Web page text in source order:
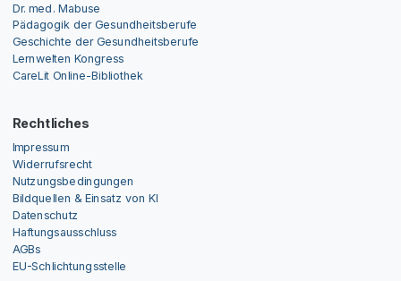
Dr. med. Mabuse
Pädagogik der Gesundheitsberufe
Geschichte der Gesundheitsberufe
Lernwelten Kongress
CareLit Online-Bibliothek
Rechtliches
Impressum
Widerrufsrecht
Nutzungsbedingungen
Bildquellen & Einsatz von KI
Datenschutz
Haftungsausschluss
AGBs
EU-Schlichtungsstelle